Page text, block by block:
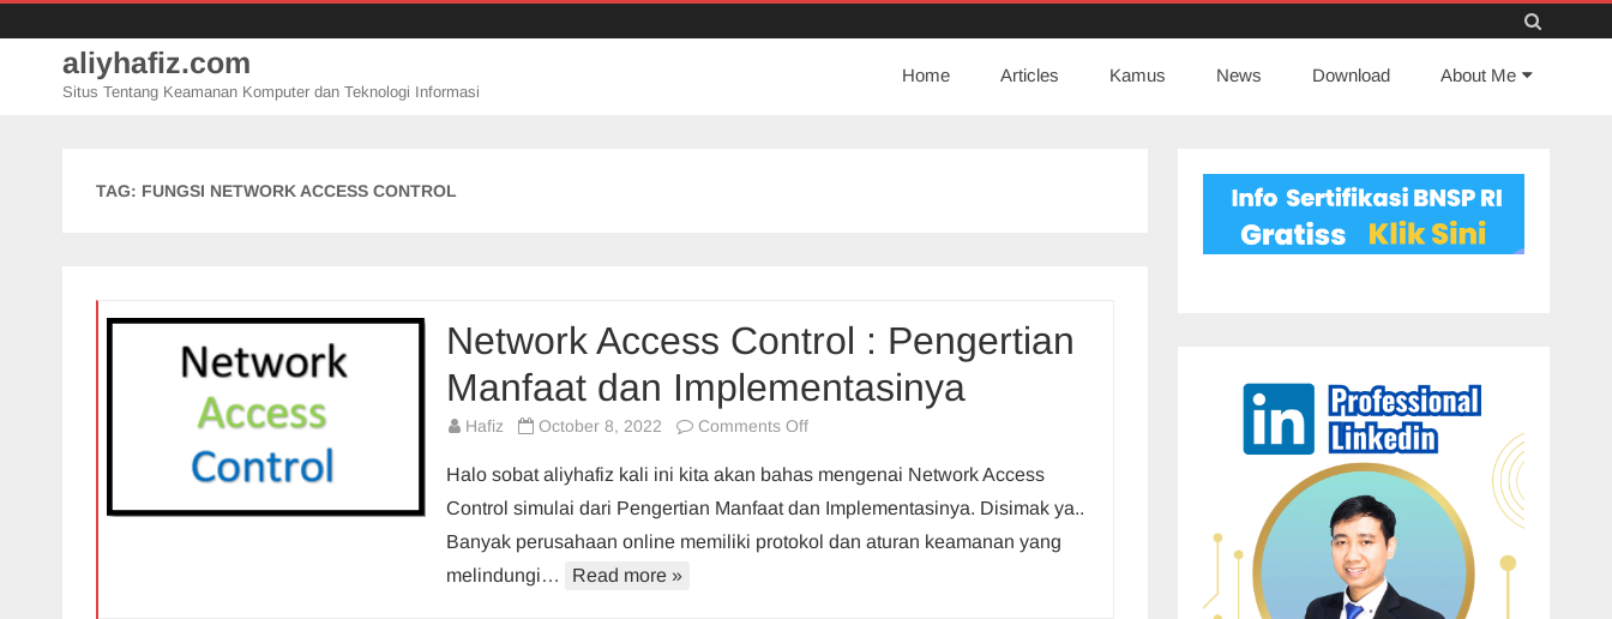
aliyhafiz.com
Situs Tentang Keamanan Komputer dan Teknologi Informasi
to
Home Articles Kamus News Download About Me
TAG: FUNGSI NETWORK ACCESS CONTROL
Network Access Control : Pengertian
Manfaat dan Implementasinya
Hafiz October 8, 2022 Comments Offon
Access
Control
:
Halo sobat aliyhafiz kali ini kita akan bahas mengenai Network Access
Control simulai dari Pengertian Manfaat dan Implementasinya. Disimak ya..
Banyak perusahaan online memiliki protokol dan aturan keamanan yang
melindungi…
Read more »